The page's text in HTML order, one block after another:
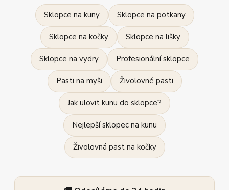
Sklopce na kuny Sklopce na potkany
Sklopce na kočky Sklopce na lišky
Sklopce na vydry Profesionální sklopce
Pasti na myši Živolovné pasti
Jak ulovit kunu do sklopce?
Nejlepší sklopec na kunu
Živolovná past na kočky